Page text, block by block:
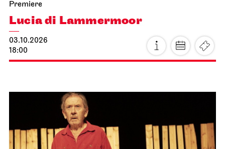
Premiere
Lucia di Lammermoor
03.10.2026
18:00